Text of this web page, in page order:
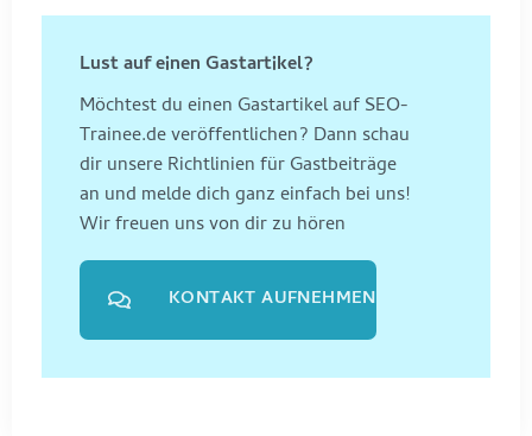
Lust auf einen Gastartikel?
Möchtest du einen Gastartikel auf SEO-
Trainee.de veröffentlichen? Dann schau
dir unsere Richtlinien für Gastbeiträge
an und melde dich ganz einfach bei uns!
Wir freuen uns von dir zu hören
KONTAKT AUFNEHMEN